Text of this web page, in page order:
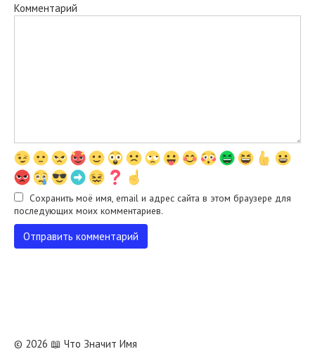
Комментарий
Сохранить моё имя, email и адрес сайта в этом браузере для
последующих моих комментариев.
© 2026 📖 Что Значит Имя